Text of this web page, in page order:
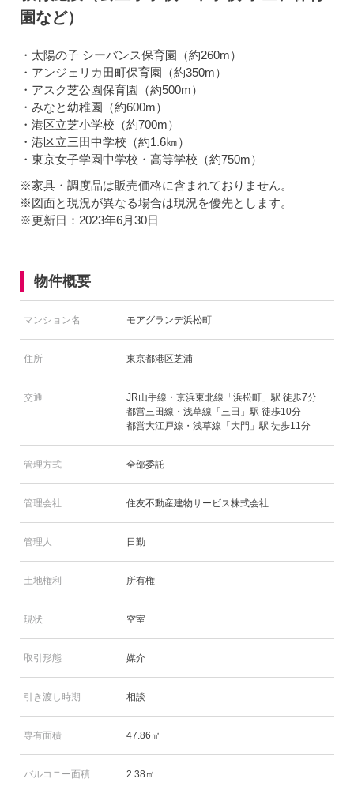
園など）
・太陽の子 シーバンス保育園（約260m）
・アンジェリカ田町保育園（約350m）
・アスク芝公園保育園（約500m）
・みなと幼稚園（約600m）
・港区立芝小学校（約700m）
・港区立三田中学校（約1.6㎞）
・東京女子学園中学校・高等学校（約750m）
※家具・調度品は販売価格に含まれておりません。
※図面と現況が異なる場合は現況を優先とします。
※更新日：2023年6月30日
物件概要
マンション名 モアグランデ浜松町
住所 東京都港区芝浦
交通
JR山手線・京浜東北線「浜松町」駅 徒歩7分
都営三田線・浅草線「三田」駅 徒歩10分
都営大江戸線・浅草線「大門」駅 徒歩11分
管理方式 全部委託
管理会社 住友不動産建物サービス株式会社
管理人 日勤
土地権利 所有権
現状 空室
取引形態 媒介
引き渡し時期 相談
専有面積 47.86㎡
バルコニー面積 2.38㎡